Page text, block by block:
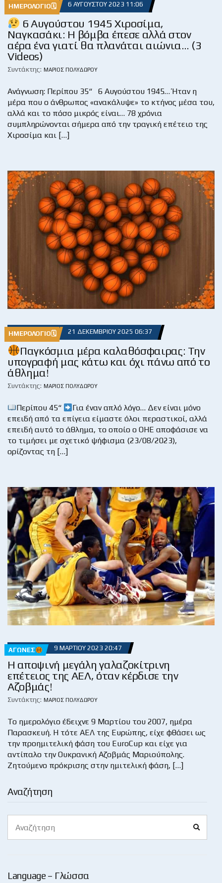
Αναζήτηση
for:
Language – Γλώσσα
ΗΜΕΡΟΛΌΓΙΟ🗓 6 ΑΥΓΟΎΣΤΟΥ 2023 11:06
6 Αυγούστου 1945 Χιροσίμα,
Ναγκασάκι: Η βόμβα έπεσε αλλά στον
αέρα ένα γιατί θα πλανάται αιώνια… (3
Videos)
Συντάκτης: ΜΆΡΙΟΣ ΠΟΛΥΔΏΡΟΥ
Ανάγνωση: Περίπου 35“ 6 Αυγούστου 1945… Ήταν η
μέρα που ο άνθρωπος «ανακάλυψε» το κτήνος μέσα του,
αλλά και το πόσο μικρός είναι… 78 χρόνια
συμπληρώνονται σήμερα από την τραγική επέτειο της
Χιροσίμα και […]
ΗΜΕΡΟΛΌΓΙΟ🗓 21 ΔΕΚΕΜΒΡΊΟΥ 2025 06:37
Παγκόσμια μέρα καλαθόσφαιρας: Την
υπογραφή μας κάτω και όχι πάνω από το
άθλημα!
Συντάκτης: ΜΆΡΙΟΣ ΠΟΛΥΔΏΡΟΥ
Περίπου 45“
Για έναν απλό λόγο… Δεν είναι μόνο
επειδή από τα επίγεια είμαστε όλοι περαστικοί, αλλά
επειδή αυτό το άθλημα, το οποίο ο ΟΗΕ αποφάσισε να
το τιμήσει με σχετικό ψήφισμα (23/08/2023),
ορίζοντας τη […]
ΑΓΏΝΕΣ 9 ΜΑΡΤΊΟΥ 2023 20:47
Η αποψινή μεγάλη γαλαζοκίτρινη
επέτειος της ΑΕΛ, όταν κέρδισε την
Αζοβμάς!
Συντάκτης: ΜΆΡΙΟΣ ΠΟΛΥΔΏΡΟΥ
Το ημερολόγιο έδειχνε 9 Μαρτίου του 2007, ημέρα
Παρασκευή. Η τότε ΑΕΛ της Ευρώπης, είχε φθάσει ως
την προημιτελική φάση του EuroCup και είχε για
αντίπαλο την Ουκρανική Αζοβμάς Μαριούπολης.
Ζητούμενο πρόκρισης στην ημιτελική φάση, […]